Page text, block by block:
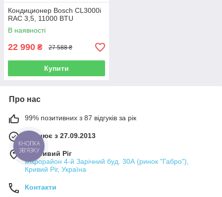
Кондиционер Bosch CL3000i
RAC 3,5, 11000 BTU
В наявності
22 990 ₴ 27 588 ₴
Купити
Про нас
99% позитивних з 87 відгуків за рік
Працює з 27.09.2013
м. Кривий Ріг
мікрорайон 4-й Зарічний буд. 30А (ринок "Габро"),
Кривий Ріг, Україна
Контакти
КНОПКА
ЗВ'ЯЗКУ